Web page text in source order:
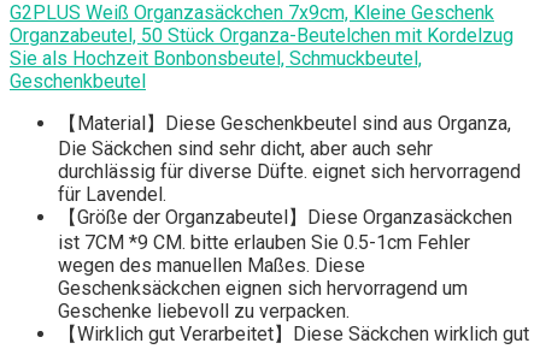
G2PLUS Weiß Organzasäckchen 7x9cm, Kleine Geschenk
Organzabeutel, 50 Stück Organza-Beutelchen mit Kordelzug
Sie als Hochzeit Bonbonsbeutel, Schmuckbeutel,
Geschenkbeutel
【Material】Diese Geschenkbeutel sind aus Organza,
Die Säckchen sind sehr dicht, aber auch sehr
durchlässig für diverse Düfte. eignet sich hervorragend
für Lavendel.
【Größe der Organzabeutel】Diese Organzasäckchen
ist 7CM *9 CM. bitte erlauben Sie 0.5-1cm Fehler
wegen des manuellen Maßes. Diese
Geschenksäckchen eignen sich hervorragend um
Geschenke liebevoll zu verpacken.
【Wirklich gut Verarbeitet】Diese Säckchen wirklich gut